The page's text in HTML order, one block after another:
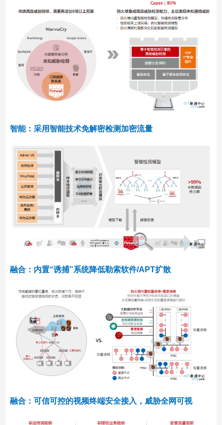
智能：采用智能技术免解密检测加密流量
融合：内置“诱捕”系统降低勒索软件/APT扩散
融合：可信可控的视频终端安全接入，威胁全网可视